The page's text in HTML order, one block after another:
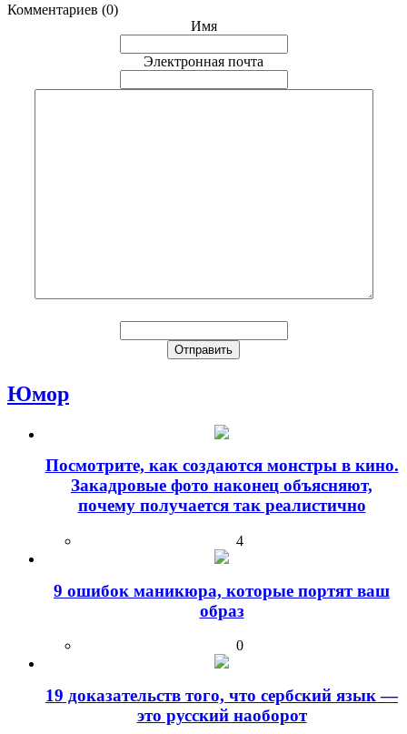
Комментариев (0)
Имя
Электронная почта
Юмор
Посмотрите, как создаются монстры в кино.
Закадровые фото наконец объясняют,
почему получается так реалистично
4
9 ошибок маникюра, которые портят ваш
образ
0
19 доказательств того, что сербский язык —
это русский наоборот